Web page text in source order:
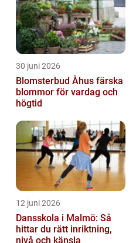
30 juni 2026
Blomsterbud Åhus färska
blommor för vardag och
högtid
12 juni 2026
Dansskola i Malmö: Så
hittar du rätt inriktning,
nivå och känsla